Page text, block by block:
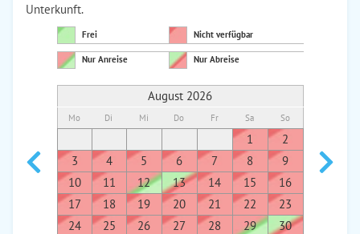
Unterkunft.
Frei Nicht verfügbar
Nur Anreise Nur Abreise
August 2026
Mo Di Mi Do Fr Sa So
1
2
3
4 5 6 7 8
9
10
11 12 13 14 15
16
17
18 19 20 21 22
23
24
25 26 27 28 29
30
7